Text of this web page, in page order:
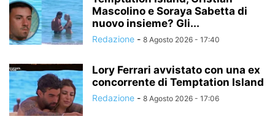
Mascolino e Soraya Sabetta di
nuovo insieme? Gli...
Redazione - 8 Agosto 2026 - 17:40
Lory Ferrari avvistato con una ex
concorrente di Temptation Island
Redazione - 8 Agosto 2026 - 17:06